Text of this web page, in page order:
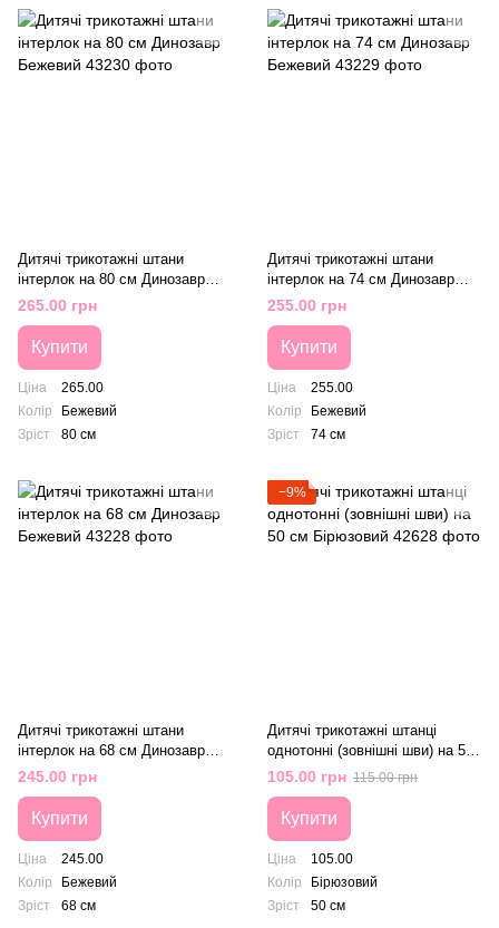
Дитячі трикотажні штани
інтерлок на 80 см Динозавр
Бежевий
265.00 грн
Купити
Ціна
265.00
Колір
Бежевий
Зріст
80 см
Дитячі трикотажні штани
інтерлок на 74 см Динозавр
Бежевий
255.00 грн
Купити
Ціна
255.00
Колір
Бежевий
Зріст
74 см
Дитячі трикотажні штани
інтерлок на 68 см Динозавр
Бежевий
245.00 грн
Купити
Ціна
245.00
Колір
Бежевий
Зріст
68 см
−9%
Дитячі трикотажні штанці
однотонні (зовнішні шви) на 50
см Бірюзовий
105.00 грн 115.00 грн
Купити
Ціна
105.00
Колір
Бірюзовий
Зріст
50 см